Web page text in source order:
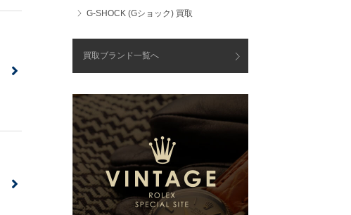
G-SHOCK (Gショック) 買取
買取ブランド一覧へ